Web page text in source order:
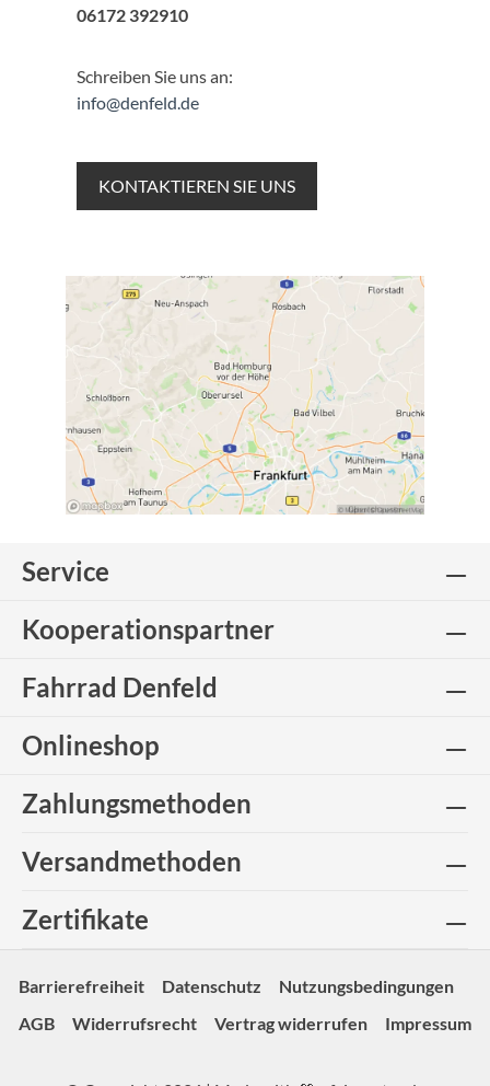
06172 392910
Schreiben Sie uns an:
info@denfeld.de
KONTAKTIEREN SIE UNS
Service
Kooperationspartner
Fahrrad Denfeld
Onlineshop
Zahlungsmethoden
Versandmethoden
Zertifikate
Barrierefreiheit Datenschutz
Nutzungsbedingungen
AGB
Widerrufsrecht Vertrag widerrufen Impressum